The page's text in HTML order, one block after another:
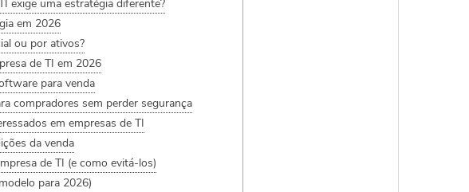
em 2026
ou por ativos?
de TI em 2026
para venda
compradores sem perder segurança
em empresas de TI
da venda
de TI (e como evitá-los)
para 2026)